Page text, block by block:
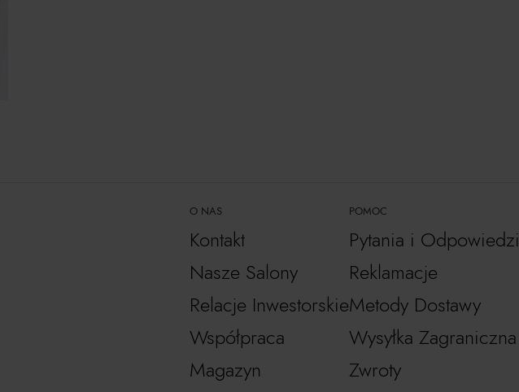
O NAS
Kontakt
Nasze Salony
Relacje Inwestorskie
Współpraca
Magazyn
POMOC
Pytania i Odpowiedzi
Reklamacje
Metody Dostawy
Wysyłka Zagraniczna
Zwroty